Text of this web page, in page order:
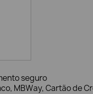
seguro
MBWay, Cartão de